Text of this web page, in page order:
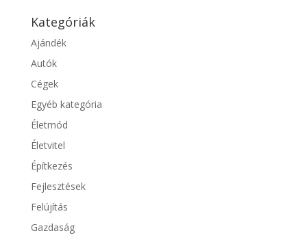
Kategóriák
Ajándék
Autók
Cégek
Egyéb kategória
Életmód
Életvitel
Építkezés
Fejlesztések
Felújítás
Gazdaság